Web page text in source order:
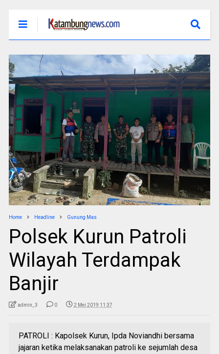
Home Headline Gunung Mas
Polsek Kurun Patroli
Wilayah Terdampak
Banjir
admin_3 0 2 Mei 2019 11:37
PATROLI : Kapolsek Kurun, Ipda Noviandhi bersama
jajaran ketika melaksanakan patroli ke sejumlah desa